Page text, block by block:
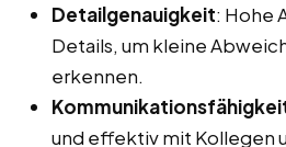
Detailgenauigkeit: Hohe
Details, um kleine
erkennen.
und effektiv mit Kollegen